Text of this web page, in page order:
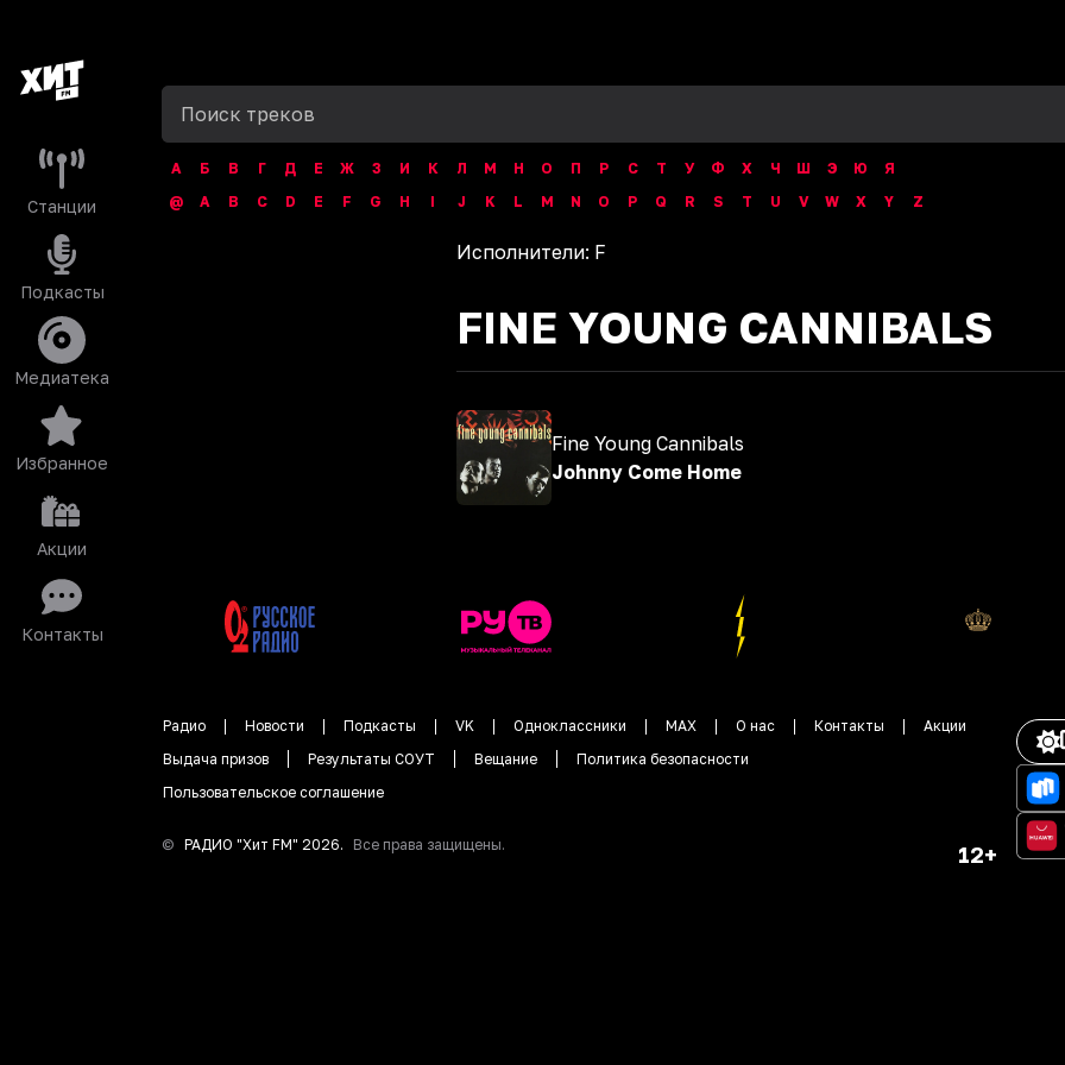
Станции
Подкасты
Медиатека
Избранное
Акции
Контакты
А Б В Г Д Е Ж З И К Л М Н О П Р С Т У Ф Х Ч Ш Э Ю
Я
@
A B C D E F G H I J K L M N O P Q R S T U V W X Y Z
Исполнители: F
FINE YOUNG CANNIBALS
Fine Young Cannibals
Johnny Come Home
Радио Новости Подкасты VK Одноклассники MAX О нас Контакты
Акции
Выдача призов
Результаты СОУТ Вещание
Политика безопасности
Пользовательское соглашение
© РАДИО "Хит FM" 2026. Все права защищены. 12+